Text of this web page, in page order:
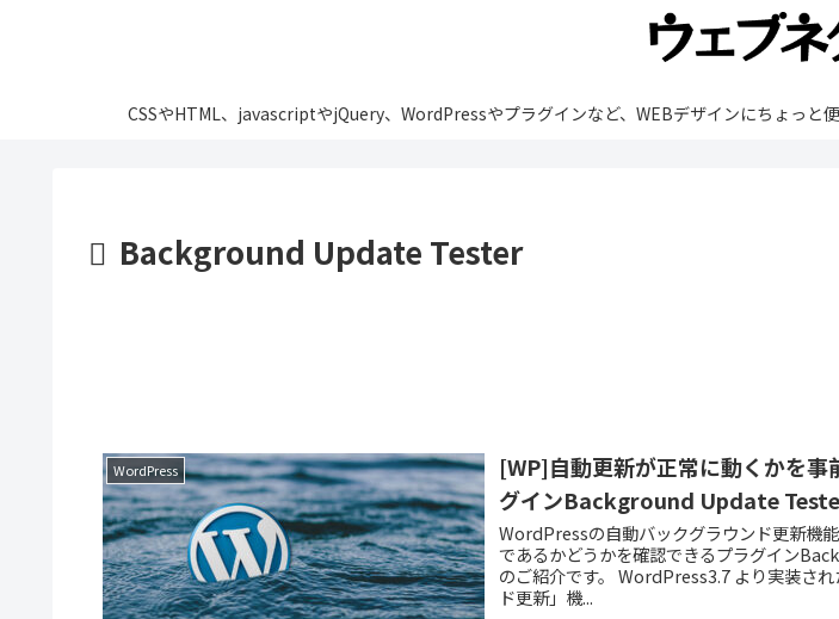
CSSやHTML、javascriptやjQuery、WordPressやプラグインなど、WEBデザインにちょっと
Background Update Tester
WordPress
[WP]自動更新が正常に動くかを事
グインBackground Update
WordPressの自動バックグラウンド更新機
であるかどうかを確認できるプラグイン
のご紹介です。 WordPress3.7 より実装さ
ド更新」機...